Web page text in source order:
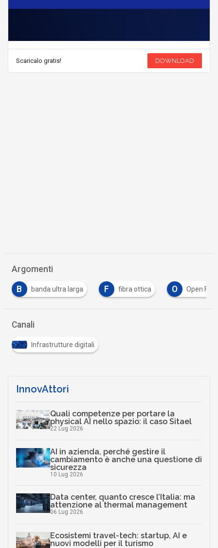
Scaricalo gratis! DOWNLOAD
Argomenti
banda ultra larga F fibra ottica O Open Fiber
Canali
Infrastrutture digitali
InnovAttori
Quali competenze per portare la
physical AI nello spazio: il caso Sitael
22 Lug 2026
AI in azienda, perché gestire il
cambiamento è anche una questione di
sicurezza
10 Lug 2026
Data center, quanto cresce l’Italia: ma
attenzione al thermal management
06 Lug 2026
Ecosistemi travel-tech: startup, AI e
nuovi modelli per il turismo